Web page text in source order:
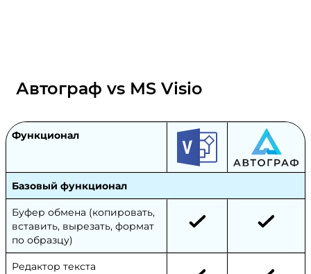
Автограф vs MS Visio
Функционал
Базовый функционал
Буфер обмена (копировать,
вставить, вырезать, формат
по образцу)
Редактор текста